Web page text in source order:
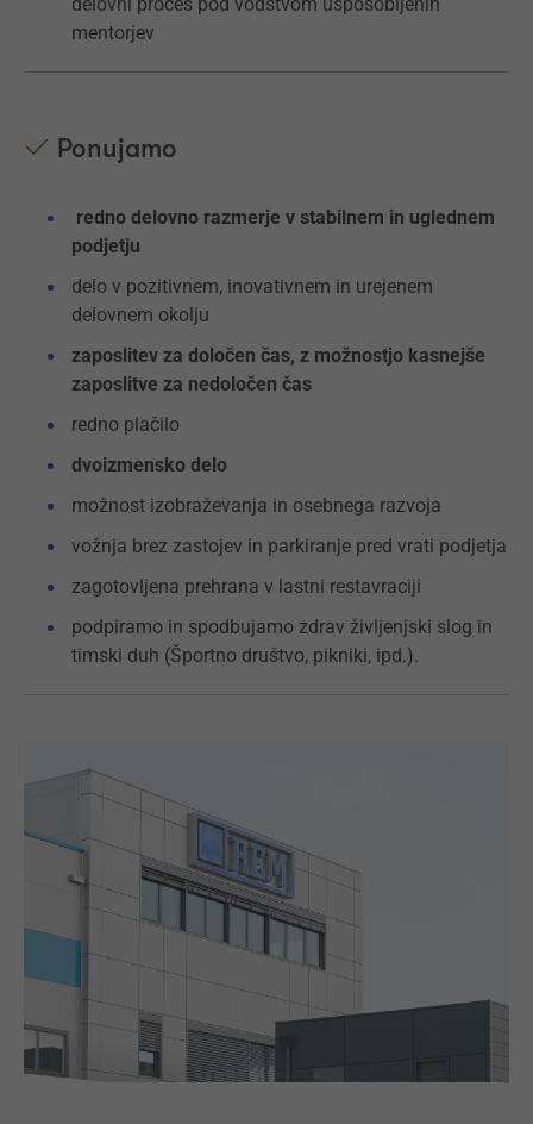
mentorjev
Ponujamo
redno delovno razmerje v stabilnem in uglednem
podjetju
delo v pozitivnem, inovativnem in urejenem
delovnem okolju
zaposlitev za določen čas, z možnostjo kasnejše
zaposlitve za nedoločen čas
redno plačilo
dvoizmensko delo
možnost izobraževanja in osebnega razvoja
vožnja brez zastojev in parkiranje pred vrati podjetja
zagotovljena prehrana v lastni restavraciji
podpiramo in spodbujamo zdrav življenjski slog in
timski duh (Športno društvo, pikniki, ipd.).